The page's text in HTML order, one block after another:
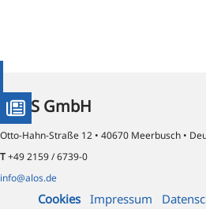
ALOS GmbH
Otto-Hahn-Straße 12 • 40670 Meerbusch •
T+49 2159 / 6739-0
info@alos.de
Cookies Impressum